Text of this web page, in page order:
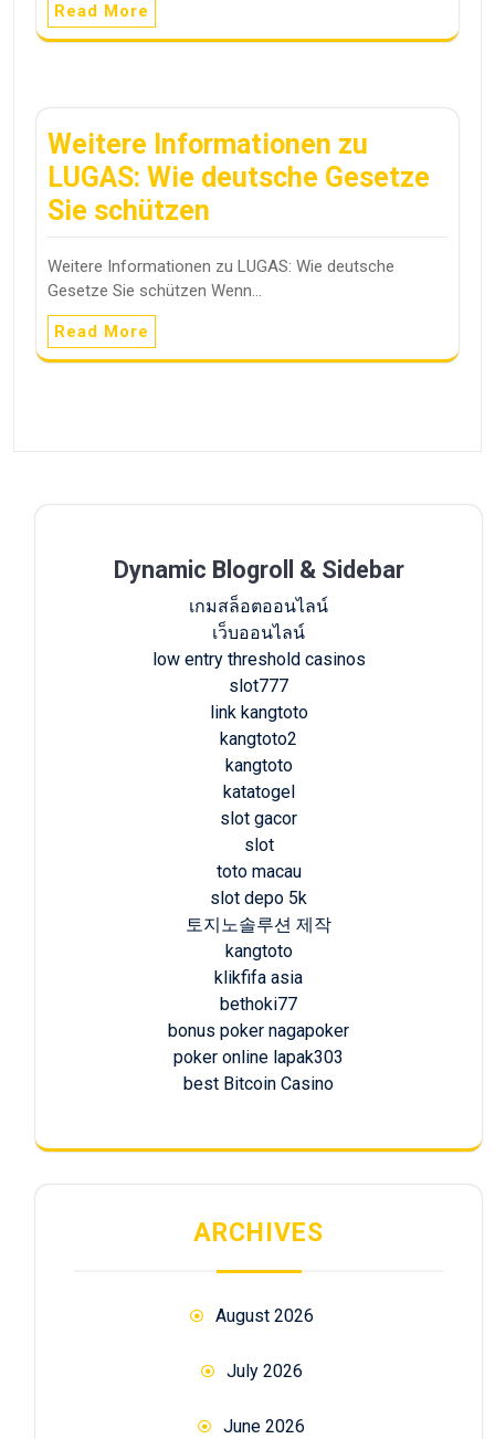
Read More
Weitere Informationen zu
LUGAS: Wie deutsche Gesetze
Sie schützen
Weitere Informationen zu LUGAS: Wie deutsche
Gesetze Sie schützen Wenn…
Read More
Dynamic Blogroll & Sidebar
เกมสล็อตออนไลน์
เว็บออนไลน์
low entry threshold casinos
slot777
link kangtoto
kangtoto2
kangtoto
katatogel
slot gacor
slot
toto macau
slot depo 5k
토지노솔루션 제작
kangtoto
klikfifa asia
bethoki77
bonus poker nagapoker
poker online lapak303
best Bitcoin Casino
ARCHIVES
August 2026
July 2026
June 2026